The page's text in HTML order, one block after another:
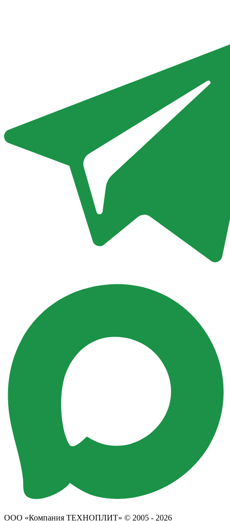
ООО «Компания ТЕХНОПЛИТ» © 2005 - 2026